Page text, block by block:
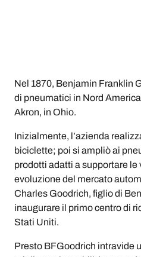
Nel 1870, Benjamin Franklin
di pneumatici in Nord
Akron, in Ohio.
Inizialmente, l’azienda
biciclette; poi si ampliò ai
prodotti adatti a supportare le
evoluzione del mercato
Charles Goodrich, figlio di
inaugurare il primo centro di
Stati Uniti.
Presto BFGoodrich intravide